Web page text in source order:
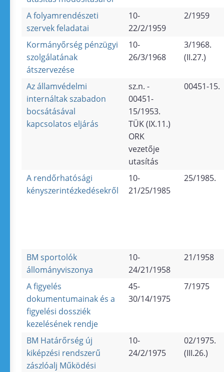
A folyamrendészeti
szervek feladatai
10-
22/2/1959
2/1959
Kormányőrség pénzügyi
szolgálatának
átszervezése
10-
26/3/1968
3/1968.
(II.27.)
Az államvédelmi
internáltak szabadon
bocsátásával
kapcsolatos eljárás
sz.n. -
00451-
15/1953.
TÜK (IX.11.)
ORK
vezetője
utasítás
00451-15.
A rendőrhatósági
kényszerintézkedésekről
10-
21/25/1985
25/1985.
BM sportolók
állományviszonya
10-
24/21/1958
21/1958
A figyelés
dokumentumainak és a
figyelési dossziék
kezelésének rendje
45-
30/14/1975
7/1975
BM Határőrség új
kiképzési rendszerű
zászlóalj Működési
10-
24/2/1975
02/1975.
(III.26.)